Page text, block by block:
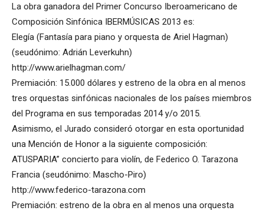
La obra ganadora del Primer Concurso Iberoamericano de
Composición Sinfónica IBERMÚSICAS 2013 es:
Elegía (Fantasía para piano y orquesta de Ariel Hagman)
(seudónimo: Adrián Leverkuhn)
http://www.arielhagman.com/
Premiación: 15.000 dólares y estreno de la obra en al menos
tres orquestas sinfónicas nacionales de los países miembros
del Programa en sus temporadas 2014 y/o 2015.
Asimismo, el Jurado consideró otorgar en esta oportunidad
una Mención de Honor a la siguiente composición:
ATUSPARIA” concierto para violín, de Federico O. Tarazona
Francia (seudónimo: Mascho-Piro)
http://www.federico-tarazona.com
Premiación: estreno de la obra en al menos una orquesta